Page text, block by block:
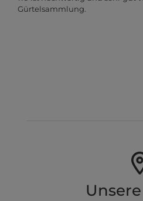
Gürtelsammlung.